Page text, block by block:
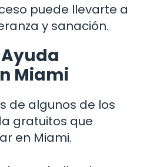
puede llevarte a
y sanación.
Miami
de algunos de los
gratuitos que
en Miami.